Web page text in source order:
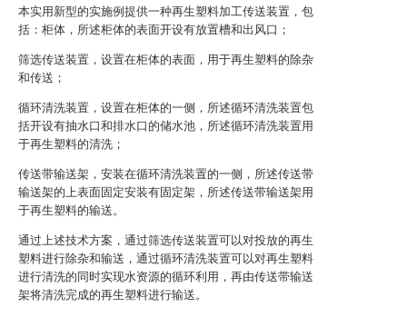
本实用新型的实施例提供一种再生塑料加工传送装置，包
括：柜体，所述柜体的表面开设有放置槽和出风口；
筛选传送装置，设置在柜体的表面，用于再生塑料的除杂
和传送；
循环清洗装置，设置在柜体的一侧，所述循环清洗装置包
括开设有抽水口和排水口的储水池，所述循环清洗装置用
于再生塑料的清洗；
传送带输送架，安装在循环清洗装置的一侧，所述传送带
输送架的上表面固定安装有固定架，所述传送带输送架用
于再生塑料的输送。
通过上述技术方案，通过筛选传送装置可以对投放的再生
塑料进行除杂和输送，通过循环清洗装置可以对再生塑料
进行清洗的同时实现水资源的循环利用，再由传送带输送
架将清洗完成的再生塑料进行输送。